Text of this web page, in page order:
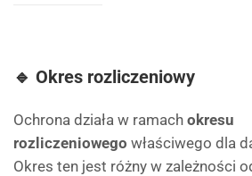
🔹 Okres rozliczeniowy
Ochrona działa w ramach okresu
rozliczeniowego właściwego dla
Okres ten jest różny w zależności